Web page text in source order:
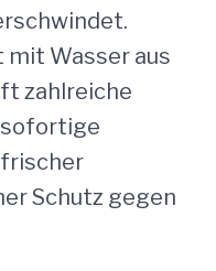
mit Wasser aus
zahlreiche
Schutz gegen